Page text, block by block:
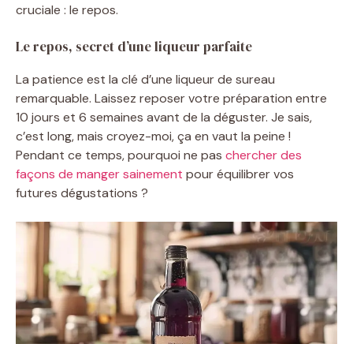
cruciale : le repos.
Le repos, secret d’une liqueur parfaite
La patience est la clé d’une liqueur de sureau
remarquable. Laissez reposer votre préparation entre
10 jours et 6 semaines avant de la déguster. Je sais,
c’est long, mais croyez-moi, ça en vaut la peine !
Pendant ce temps, pourquoi ne pas chercher des
façons de manger sainement pour équilibrer vos
futures dégustations ?